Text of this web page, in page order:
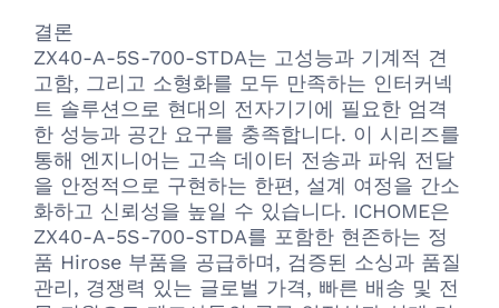
결론
ZX40-A-5S-700-STDA는 고성능과 기계적 견
고함, 그리고 소형화를 모두 만족하는 인터커넥
트 솔루션으로 현대의 전자기기에 필요한 엄격
한 성능과 공간 요구를 충족합니다. 이 시리즈를
통해 엔지니어는 고속 데이터 전송과 파워 전달
을 안정적으로 구현하는 한편, 설계 여정을 간소
화하고 신뢰성을 높일 수 있습니다. ICHOME은
ZX40-A-5S-700-STDA를 포함한 현존하는 정
품 Hirose 부품을 공급하며, 검증된 소싱과 품질
관리, 경쟁력 있는 글로벌 가격, 빠른 배송 및 전